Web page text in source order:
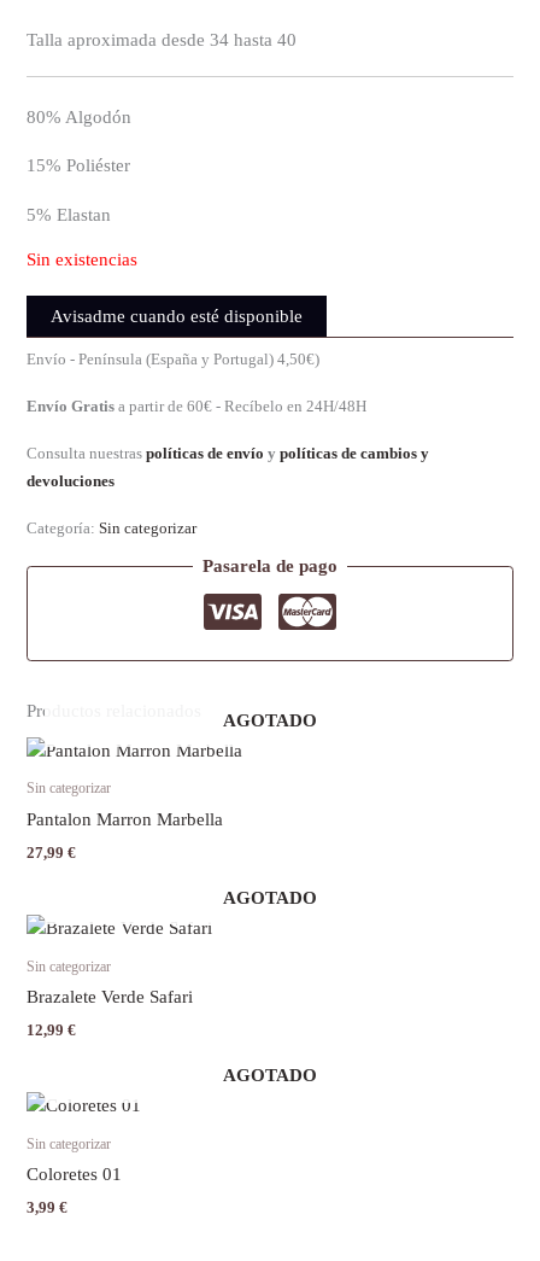
Talla aproximada desde 34 hasta 40
80% Algodón
15% Poliéster
5% Elastan
Sin existencias
Avisadme cuando esté disponible
Envío - Península (España y Portugal) 4,50€)
Envío Gratis a partir de 60€ - Recíbelo en 24H/48H
Consulta nuestraspolíticas de envío ypolíticas de cambios y
devoluciones
Categoría:Sin categorizar
Pasarela de pago
Productos relacionados
AGOTADO
Sin categorizar
Pantalon Marron Marbella
27,99€
página
AGOTADO
Sin categorizar
Brazalete Verde Safari
12,99€
AGOTADO
Sin categorizar
Coloretes 01
3,99€